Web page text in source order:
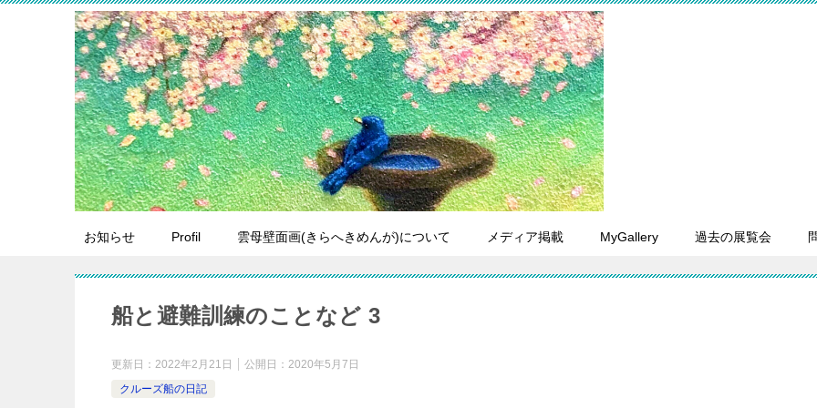
お知らせ Profil 雲母壁面画(きらへきめんが)について メディア掲載 MyGallery 過去の展覧会
船と避難訓練のことなど 3
更新日： 2022年2月21日 公開日： 2020年5月7日
クルーズ船の日記